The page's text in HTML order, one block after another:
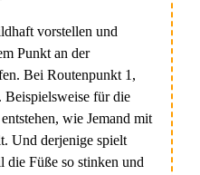
vorstellen und
Punkt an der
Bei Routenpunkt 1,
Beispielsweise für die
wie Jemand mit
Und derjenige spielt
die Füße so stinken und